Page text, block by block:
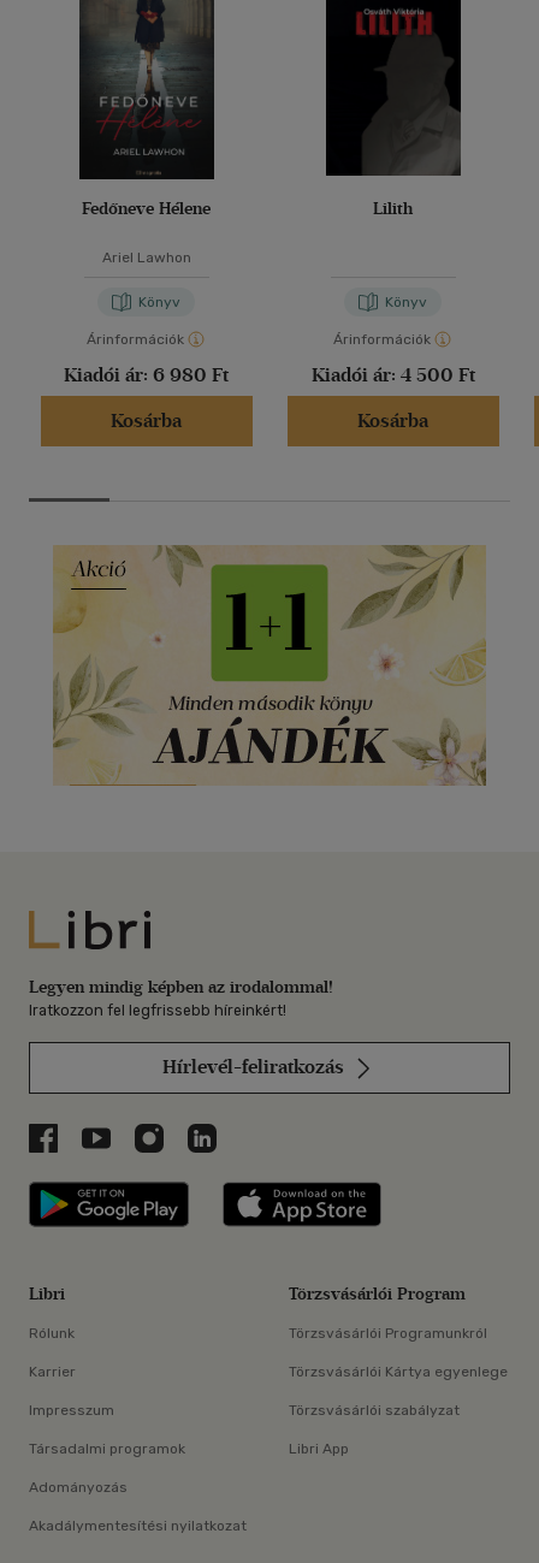
Fedőneve Hélene
Ariel Lawhon
Könyv
Árinformációk
Kiadói ár: 6 980 Ft
Kosárba
Lilith
Könyv
Árinformációk
Kiadói ár: 4 500 Ft
Kosárba
Libri
Legyen mindig képben az irodalommal!
Iratkozzon fel legfrissebb híreinkért!
Hírlevél-feliratkozás
Libri a Facebookon
Libri a Youtube-on
Libri az Instagramon
Libri a LinkedInen
Libri applikáció Szerezd meg: Google
Libri
Rólunk
Karrier
Impresszum
Társadalmi programok
Adományozás
Akadálymentesítési nyilatkozat
Törzsvásárlói Program
Törzsvásárlói Programunkról
Törzsvásárlói Kártya egyenlege
Törzsvásárlói szabályzat
Libri App